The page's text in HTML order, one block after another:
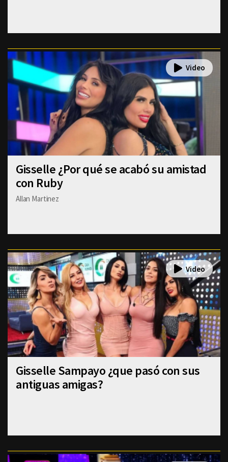
Gisselle ¿Por qué se acabó su amistad
con Ruby
Allan Martinez
Gisselle Sampayo ¿que pasó con sus
antiguas amigas?